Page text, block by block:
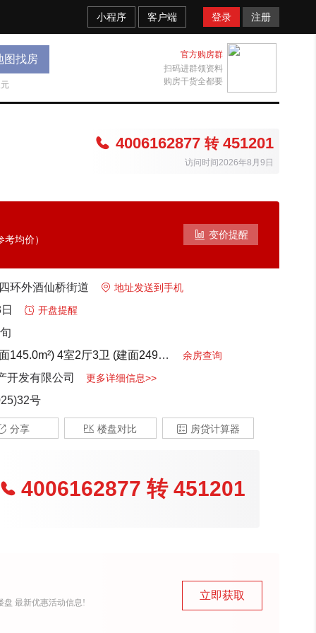
小程序 客户端 登录 注册
图找房
官方购房群
扫码进群领资料
购房干货全都要
 4006162877 转451201
访问时间2026年8月9日
均价）  变价提醒
环外酒仙桥街道  地址发送到手机
 开盘提醒
145.0m²) 4室2厅3卫 (建面249.0m²) 4室2厅3卫 (建面220.0m²)
余房查询
开发有限公司 更多详细信息>>
号
分享  楼盘对比  房贷计算器
 4006162877 转451201
盘 最新优惠活动信息!
立即获取